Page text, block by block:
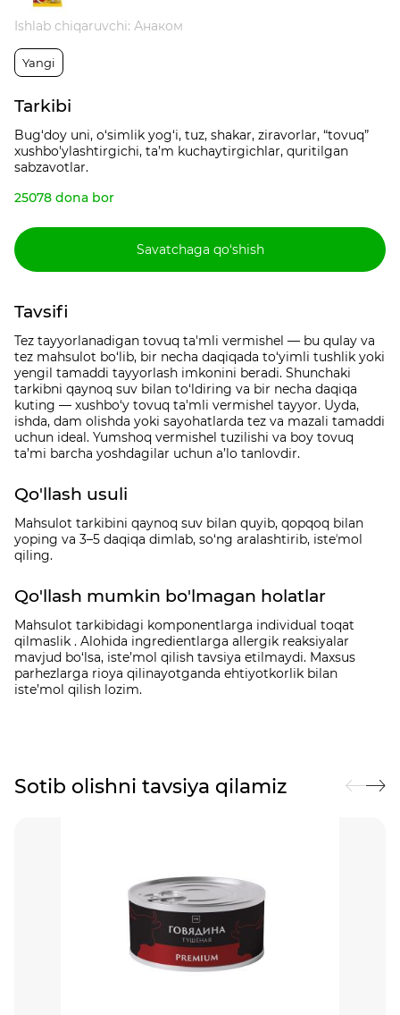
Ishlab chiqaruvchi: Анаком
Yangi
Tarkibi
Bug‘doy uni, o‘simlik yog‘i, tuz, shakar, ziravorlar, “tovuq”
xushbo'ylashtirgichi, ta’m kuchaytirgichlar, quritilgan
sabzavotlar.
25078 dona bor
Savatchaga qo‘shish
Tavsifi
Tez tayyorlanadigan tovuq ta'mli vermishel — bu qulay va
tez mahsulot bo‘lib, bir necha daqiqada to‘yimli tushlik yoki
yengil tamaddi tayyorlash imkonini beradi. Shunchaki
tarkibni qaynoq suv bilan to‘ldiring va bir necha daqiqa
kuting — xushbo‘y tovuq ta'mli vermishel tayyor. Uyda,
ishda, dam olishda yoki sayohatlarda tez va mazali tamaddi
uchun ideal. Yumshoq vermishel tuzilishi va boy tovuq
ta’mi barcha yoshdagilar uchun a’lo tanlovdir.
Qo'llash usuli
Mahsulot tarkibini qaynoq suv bilan quyib, qopqoq bilan
yoping va 3–5 daqiqa dimlab, so‘ng aralashtirib, isteʼmol
qiling.
Qo'llash mumkin bo'lmagan holatlar
Mahsulot tarkibidagi komponentlarga individual toqat
qilmaslik . Alohida ingredientlarga allergik reaksiyalar
mavjud bo‘lsa, iste’mol qilish tavsiya etilmaydi. Maxsus
parhezlarga rioya qilinayotganda ehtiyotkorlik bilan
iste’mol qilish lozim.
Sotib olishni tavsiya qilamiz